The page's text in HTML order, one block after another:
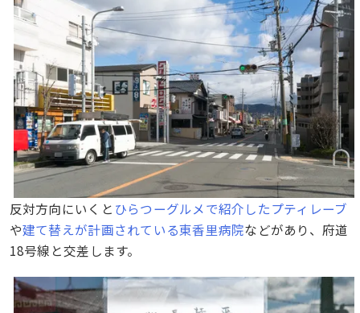
反対方向にいくと ひらつーグルメで紹介したプティレーブ
や建て替えが計画されている東香里病院などがあり、府道
18号線と交差します。